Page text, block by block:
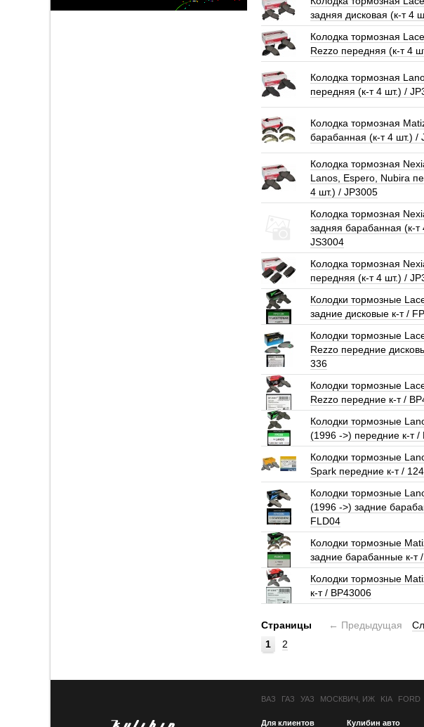
задняя дисковая (к-т 4
Колодка тормозная
Rezzo передняя (к-т 4
Колодка тормозная
передняя (к-т 4 шт.) /
Колодка тормозная
барабанная (к-т 4 шт.) /
Колодка тормозная
Lanos, Espero, Nubira
4 шт.) / JP3005
Колодка тормозная
задняя барабанная (к-т
JS3004
Колодка тормозная
передняя (к-т 4 шт.) /
Колодки тормозные
задние дисковые к-т /
Колодки тормозные
Rezzo передние
336
Колодки тормозные
Rezzo передние к-т /
Колодки тормозные
(1996 ->) передние к-т /
Колодки тормозные
Spark передние к-т /
Колодки тормозные
(1996 ->) задние
FLD04
Колодки тормозные
задние барабанные к-т
Колодки тормозные
к-т / BP43006
Страницы ← Предыдущая
1
2
ВАЗ ГАЗ УАЗ МОСКВИЧ, ИЖ KIA FORD
Для клиентов Кулибин авто